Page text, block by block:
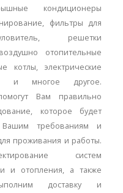
кондиционеры
фильтры для
решетки
отопительные
котлы, электрические
и многое другое.
Вам правильно
которое будет
Вашим требованиям и
проживания и работы.
систем
и отопления, а также
доставку и